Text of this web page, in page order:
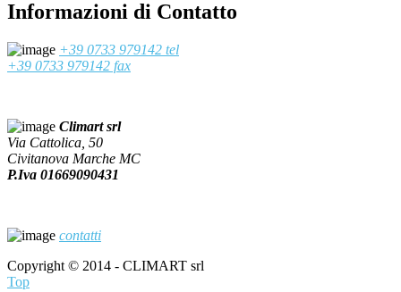
Informazioni di Contatto
+39 0733 979142 tel
+39 0733 979142 fax
Climart srl
Via Cattolica, 50
Civitanova Marche MC
P.Iva 01669090431
contatti
Copyright © 2014 - CLIMART srl
Top